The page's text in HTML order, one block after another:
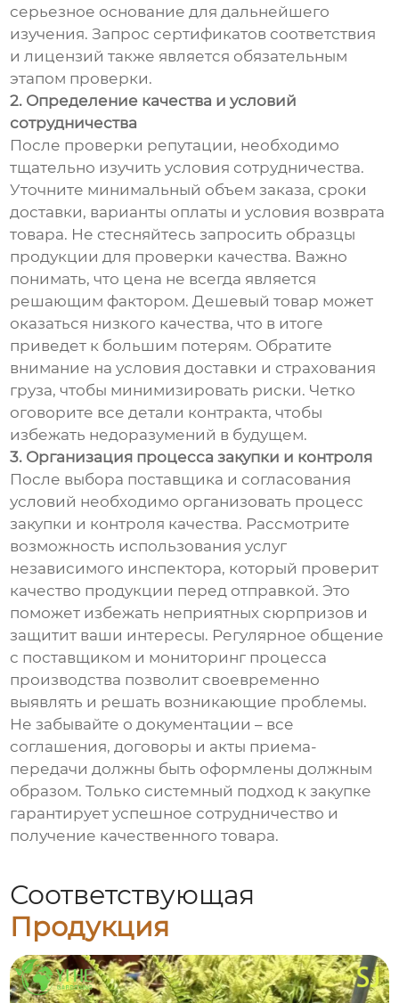
серьезное основание для дальнейшего
изучения. Запрос сертификатов соответствия
и лицензий также является обязательным
этапом проверки.
2. Определение качества и условий
сотрудничества
После проверки репутации, необходимо
тщательно изучить условия сотрудничества.
Уточните минимальный объем заказа, сроки
доставки, варианты оплаты и условия возврата
товара. Не стесняйтесь запросить образцы
продукции для проверки качества. Важно
понимать, что цена не всегда является
решающим фактором. Дешевый товар может
оказаться низкого качества, что в итоге
приведет к большим потерям. Обратите
внимание на условия доставки и страхования
груза, чтобы минимизировать риски. Четко
оговорите все детали контракта, чтобы
избежать недоразумений в будущем.
3. Организация процесса закупки и контроля
После выбора поставщика и согласования
условий необходимо организовать процесс
закупки и контроля качества. Рассмотрите
возможность использования услуг
независимого инспектора, который проверит
качество продукции перед отправкой. Это
поможет избежать неприятных сюрпризов и
защитит ваши интересы. Регулярное общение
с поставщиком и мониторинг процесса
производства позволит своевременно
выявлять и решать возникающие проблемы.
Не забывайте о документации – все
соглашения, договоры и акты приема-
передачи должны быть оформлены должным
образом. Только системный подход к закупке
гарантирует успешное сотрудничество и
получение качественного товара.
Соответствующая
Продукция